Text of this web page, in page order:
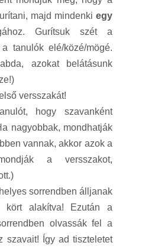
majd mindenki egy
Gurítsuk szét a
tanulók elé/közé/mögé.
azokat belátásunk
versszakát!
hogy szavanként
nagyobbak, mondhatják
vannak, akkor azok a
a versszakot,
sorrendben álljanak
kört alakítva! Ezután a
olvassák fel a
szavait! Így ad tiszteletet